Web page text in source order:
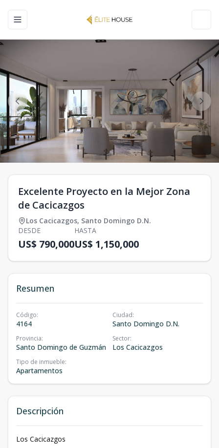
Toggle navigation menu
Excelente Proyecto en la Mejor Zona
de Cacicazgos
Los Cacicazgos, Santo Domingo D.N.
DESDE
US$ 790,000
HASTA
US$ 1,150,000
Resumen
Código:
4164
Ciudad:
Santo Domingo D.N.
Provincia:
Santo Domingo de Guzmán
Sector:
Los Cacicazgos
Tipo de inmueble:
Apartamentos
Descripción
Los Cacicazgos